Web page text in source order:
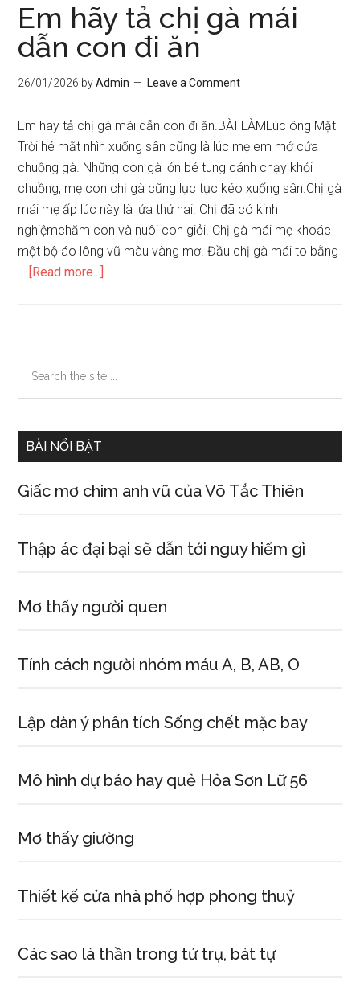
Em hãy tả chị gà mái
dẫn con đi ăn
26/01/2026 byAdmin Leave a Comment
Em hãy tả chị gà mái dẫn con đi ăn.BÀI LÀMLúc ông Mặt
Trời hé mắt nhìn xuống sân cũng là lúc mẹ em mở cửa
chuồng gà. Những con gà lớn bé tung cánh chạy khỏi
chuồng, mẹ con chị gà cũng lục tục kéo xuống sân.Chị gà
mái mẹ ấp lúc này là lứa thứ hai. Chị đã có kinh
nghiệmchăm con và nuôi con giỏi. Chị gà mái mẹ khoác
một bộ áo lông vũ màu vàng mơ. Đầu chị gà mái to bằng
… [Read more...]
chị
gà
mái
đi
Primary
Sidebar
the
BÀI NỔI BẬT
Giấc mơ chim anh vũ của Võ Tắc Thiên
Thập ác đại bại sẽ dẫn tới nguy hiểm gì
Mơ thấy người quen
Tính cách người nhóm máu A, B, AB, O
Lập dàn ý phân tích Sống chết mặc bay
Mô hình dự báo hay quẻ Hỏa Sơn Lữ 56
Mơ thấy giường
Thiết kế cửa nhà phố hợp phong thuỷ
Các sao là thần trong tứ trụ, bát tự